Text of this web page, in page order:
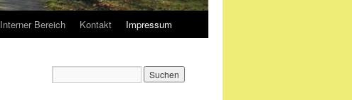
Interner Bereich Kontakt Impressum